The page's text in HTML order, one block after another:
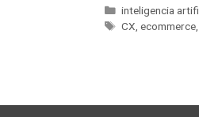
inteligencia
CX ,ecommerce